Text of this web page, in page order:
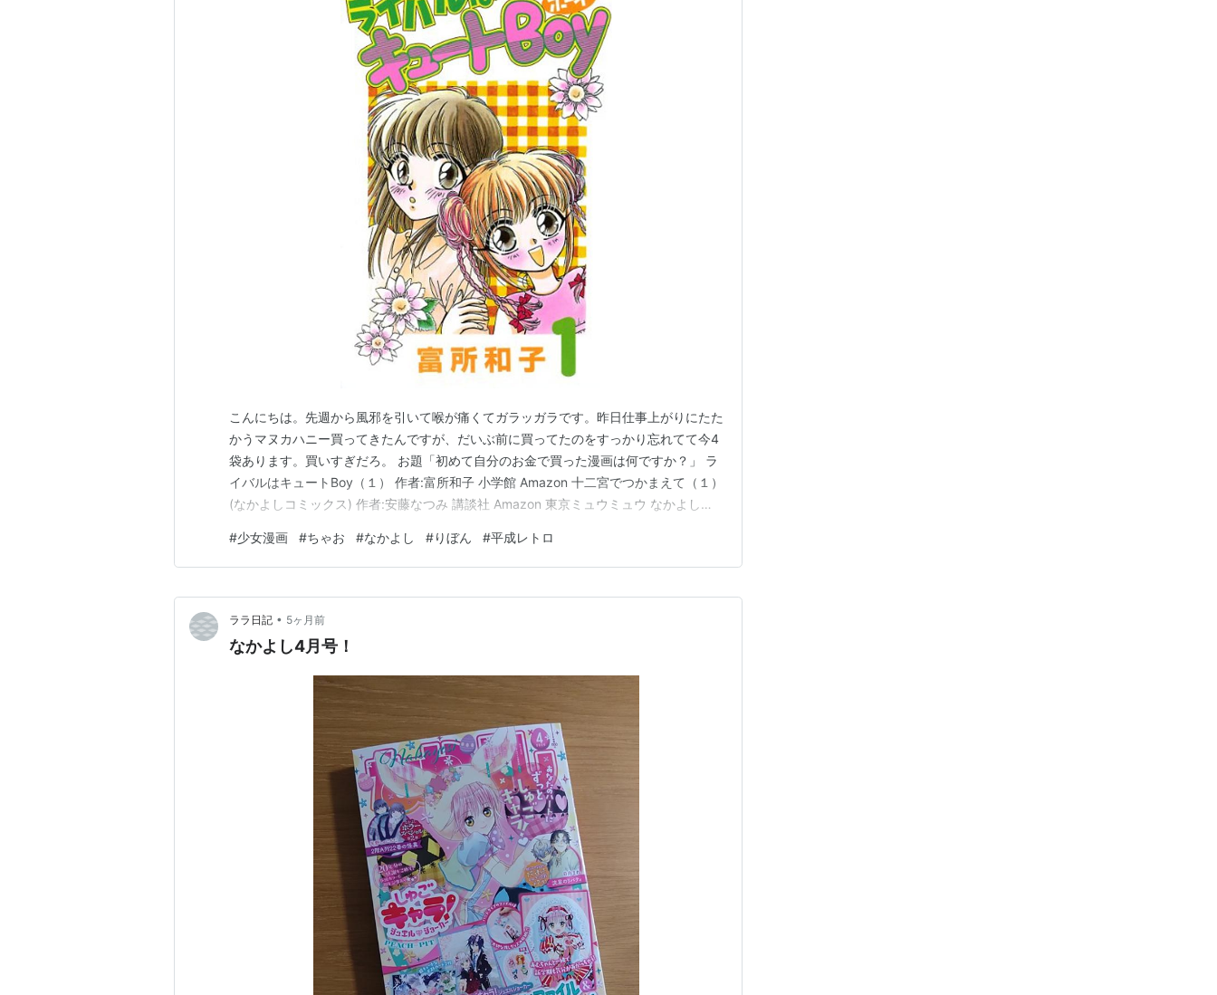
こんにちは。先週から風邪を引いて喉が痛くてガラッガラです。昨日仕事上がりにたた
かうマヌカハニー買ってきたんですが、だいぶ前に買ってたのをすっかり忘れてて今4
袋あります。買いすぎだろ。 お題「初めて自分のお金で買った漫画は何ですか？」 ラ
イバルはキュートBoy（１） 作者:富所和子 小学館 Amazon 十二宮でつかまえて（１）
(なかよしコミックス) 作者:安藤なつみ 講談社 Amazon 東京ミュウミュウ なかよし６
いうわけで久々にお題に答えるの日。これね、必死で記憶を辿ってたんですが恐らくこ
の三作…
#少女漫画 #ちゃお #なかよし #りぼん #平成レトロ
ララ日記 • 5ヶ月前
なかよし4月号！